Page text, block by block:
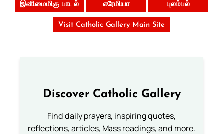
இனிமைமிகு பாடல் எரேமியா புலம்பல்
Visit Catholic Gallery Main Site
Discover Catholic Gallery
Find daily prayers, inspiring quotes,
reflections, articles, Mass readings, and more.